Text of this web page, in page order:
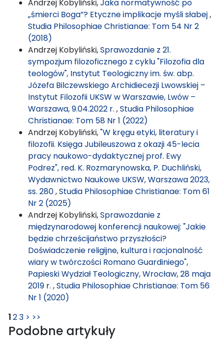
Andrzej Kobyliński,Jaka normatywność po
„śmierci Boga”? Etyczne implikacje myśli słabej,
Studia Philosophiae Christianae: Tom 54 Nr 2
(2018)
Andrzej Kobyliński,Sprawozdanie z 21.
sympozjum filozoficznego z cyklu "Filozofia dla
teologów", Instytut Teologiczny im. św. abp.
Józefa Bilczewskiego Archidiecezji Lwowskiej –
Instytut Filozofii UKSW w Warszawie, Lwów –
Warszawa, 9.04.2022 r. ,Studia Philosophiae
Christianae: Tom 58 Nr 1 (2022)
Andrzej Kobyliński,"W kręgu etyki, literatury i
filozofii. Księga Jubileuszowa z okazji 45-lecia
pracy naukowo-dydaktycznej prof. Ewy
Podrez", red. K. Rozmarynowska, P. Duchliński,
Wydawnictwo Naukowe UKSW, Warszawa 2023,
ss. 280,Studia Philosophiae Christianae: Tom 61
Nr 2 (2025)
Andrzej Kobyliński,Sprawozdanie z
międzynarodowej konferencji naukowej: "Jakie
będzie chrześcijaństwo przyszłości?
Doświadczenie religijne, kultura i racjonalność
wiary w twórczości Romano Guardiniego",
Papieski Wydział Teologiczny, Wrocław, 28 maja
2019 r. ,Studia Philosophiae Christianae: Tom 56
Nr 1 (2020)
123 > >>
Podobne artykuły